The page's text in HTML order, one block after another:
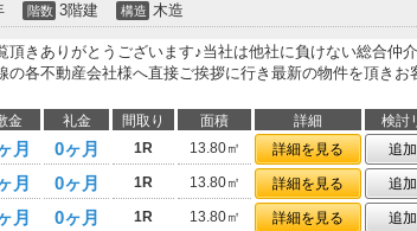
階数 3階建 構造 木造
頂きありがとうございます♪当社は他社に負けない総合仲
の各不動産会社様へ直接ご挨拶に行き最新の物件を頂きお
金 礼金 間取り 面積 詳細
検討
月 0ヶ月 1R 13.80㎡ 詳細を見る
追
月 0ヶ月 1R 13.80㎡ 詳細を見る
追
月 0ヶ月 1R 13.80㎡ 詳細を見る 追